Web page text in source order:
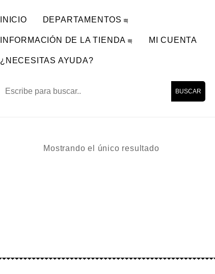
INICIO DEPARTAMENTOS
INFORMACIÓN DE LA TIENDA MI CUENTA
¿NECESITAS AYUDA?
BUSCAR
Mostrando el único resultado